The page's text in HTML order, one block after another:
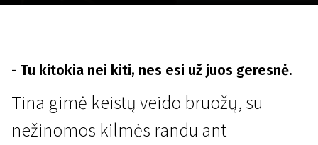
- Tu kitokia nei kiti, nes esi už juos geresnė.
Tina gimė keistų veido bruožų, su
nežinomos kilmės randu ant